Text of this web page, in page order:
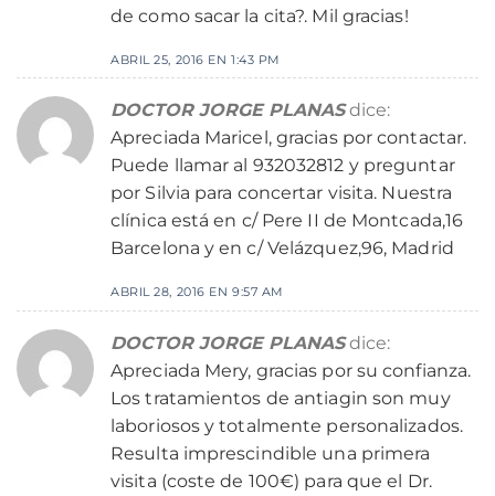
de como sacar la cita?. Mil gracias!
ABRIL 25, 2016 EN 1:43 PM
DOCTOR JORGE PLANAS dice:
Apreciada Maricel, gracias por contactar.
Puede llamar al 932032812 y preguntar
por Silvia para concertar visita. Nuestra
clínica está en c/ Pere II de Montcada,16
Barcelona y en c/ Velázquez,96, Madrid
ABRIL 28, 2016 EN 9:57 AM
DOCTOR JORGE PLANAS dice:
Apreciada Mery, gracias por su confianza.
Los tratamientos de antiagin son muy
laboriosos y totalmente personalizados.
Resulta imprescindible una primera
visita (coste de 100€) para que el Dr.